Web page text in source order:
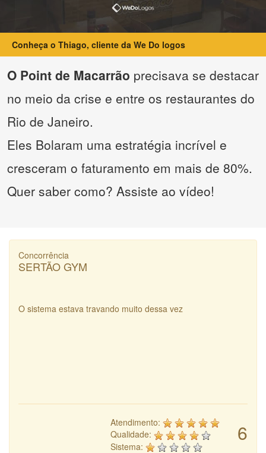
Conheça o Thiago, cliente da We Do logos
O Point de Macarrão precisava se destacar
no meio da crise e entre os restaurantes do
Rio de Janeiro.
Eles Bolaram uma estratégia incrível e
cresceram o faturamento em mais de 80%.
Quer saber como? Assiste ao vídeo!
Concorrência
SERTÃO GYM
O sistema estava travando muito dessa vez
6
Atendimento:
Qualidade:
Sistema: